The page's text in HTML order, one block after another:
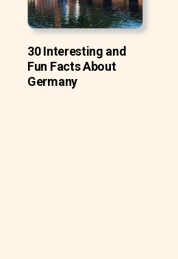
30 Interesting and
Fun Facts About
Germany